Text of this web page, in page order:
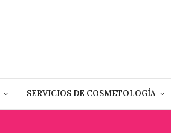
SERVICIOS DE COSMETOLOGÍA